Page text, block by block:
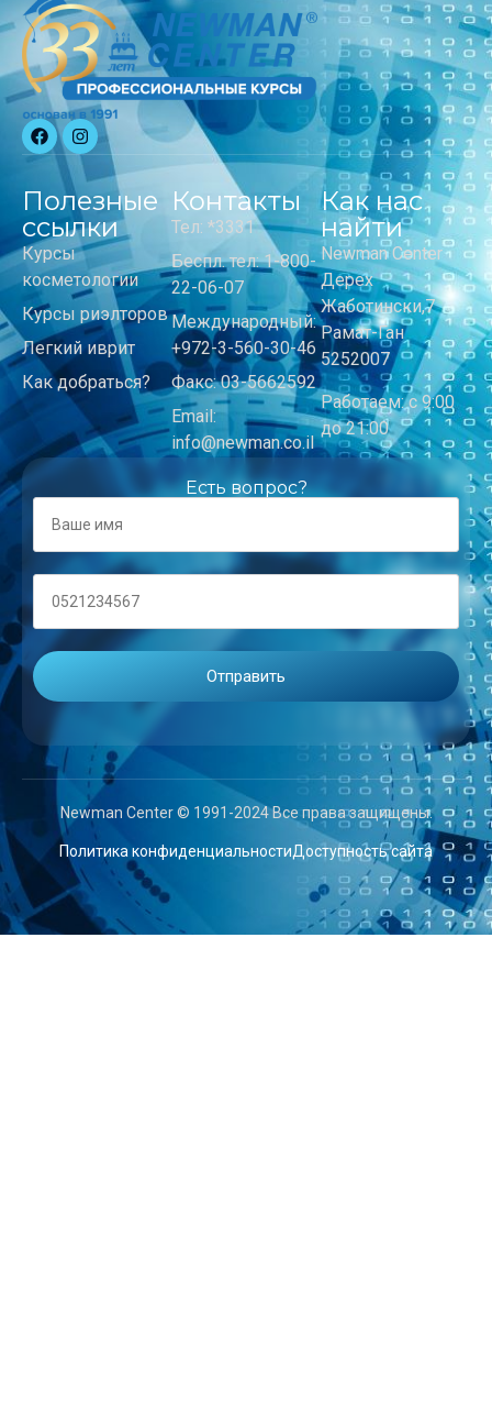
Полезные
ссылки
Курсы
косметологии
Курсы риэлторов
Легкий иврит
Как добраться?
Контакты
Тел: *3331
Беспл. тел: 1-800-
22-06-07
Международный:
+972-3-560-30-46
Факс: 03-5662592
Email:
info@newman.co.il
Как нас
найти
Newman Center
Дерех
Жаботински,7
Рамат-Ган
5252007
Работаем: с 9:00
до 21:00
Есть вопрос?
Newman Center © 1991-2024 Все права защищены.
Политика конфиденциальностиДоступность сайта